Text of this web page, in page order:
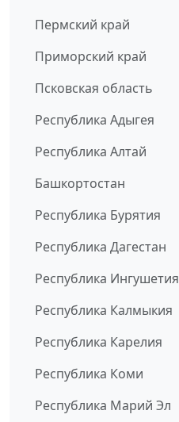
Пермский край
Приморский край
Псковская область
Республика Адыгея
Республика Алтай
Башкортостан
Республика Бурятия
Республика Дагестан
Республика Ингушетия
Республика Калмыкия
Республика Карелия
Республика Коми
Республика Марий Эл